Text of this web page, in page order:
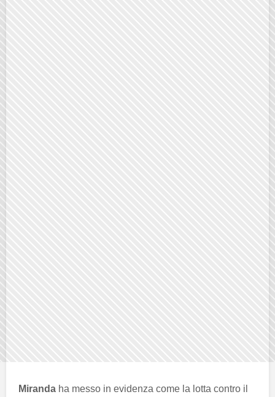
Miranda ha messo in evidenza come la lotta contro il